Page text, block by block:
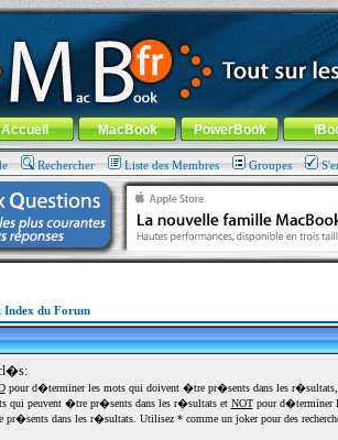
100% Apple... 100% nomade !
-Aller au menu général-Aller au menu de
général
Accueil MacBook PowerBook
Rechercher Liste des Membres Groupes
Index du Forum
pour d�terminer les mots qui doivent �tre pr�sents dans les
qui peuvent �tre pr�sents dans les r�sultats et NOTpour d�terminer
pr�sents dans les r�sultats. Utilisez * comme un joker pour des